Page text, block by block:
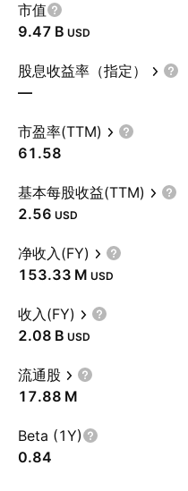
市值
‪9.47 B‬ USD
股息收益率（指定）
—
市盈率(TTM)
61.58
基本每股收益(TTM)
2.56 USD
净收入(FY)
‪153.33 M‬ USD
收入(FY)
‪2.08 B‬ USD
流通股
‪17.88 M‬
Beta (1Y)
0.84